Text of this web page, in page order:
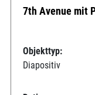
7th Avenue mit
Objekttyp:
Diapositiv